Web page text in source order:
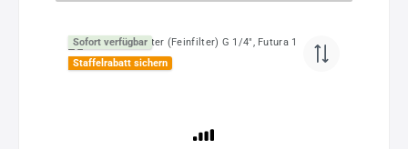
Sofort verfügbar
Staffelrabatt sichern